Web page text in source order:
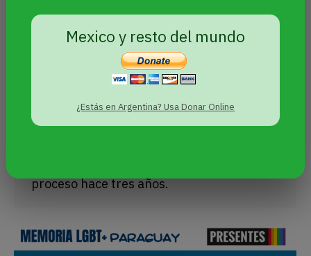
Mexico y resto del mundo
¿Estás en Argentina? Usa Donar Online
Por primera vez una persona trans
de El Salvador pudo cambiar su
nombre y sexo en el documento
Sin categoría PorAgencia Presentes
16 septiembre, 2022
proceso hace tres años.